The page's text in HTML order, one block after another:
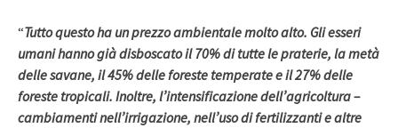
“Tutto questo ha un prezzo ambientale molto alto. Gli esseri
umani hanno già disboscato il 70% di tutte le praterie, la metà
delle savane, il 45% delle foreste temperate e il 27% delle
foreste tropicali. Inoltre, l’intensificazione dell’agricoltura –
cambiamenti nell’irrigazione, nell’uso di fertilizzanti e altre